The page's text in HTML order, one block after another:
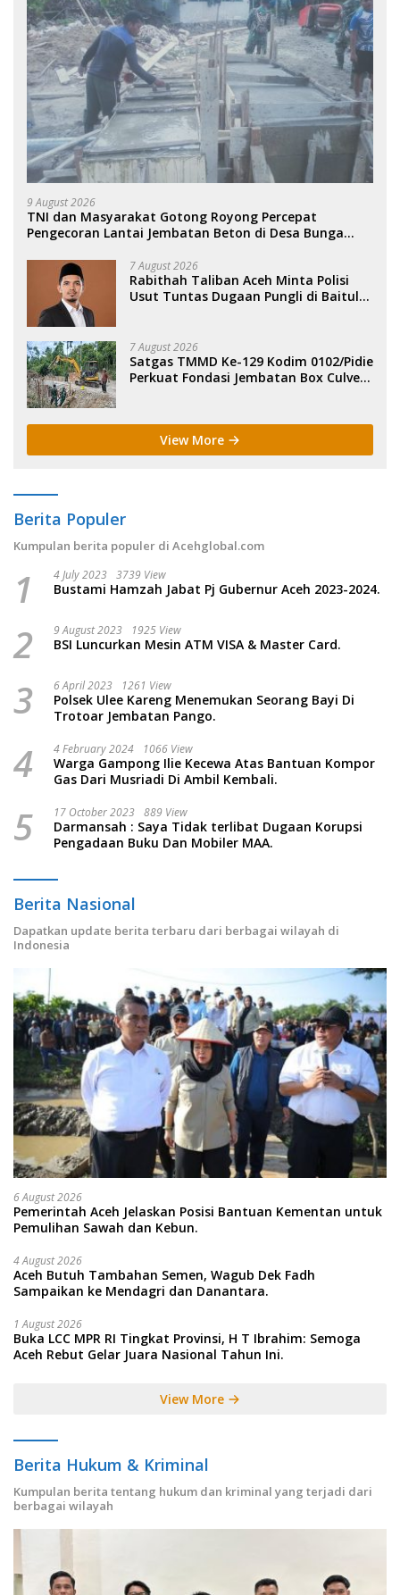
9 August 2026
TNI dan Masyarakat Gotong Royong Percepat
Pengecoran Lantai Jembatan Beton di Desa Bunga
7 August 2026
Rabithah Taliban Aceh Minta Polisi
Usut Tuntas Dugaan Pungli di Baitul
7 August 2026
Satgas TMMD Ke-129 Kodim 0102/Pidie
Perkuat Fondasi Jembatan Box Culvert
View More
Berita Populer
Kumpulan berita populer di Acehglobal.com
1 4 July 2023 3739 View
Bustami Hamzah Jabat Pj Gubernur Aceh 2023-2024.
2 9 August 2023 1925 View
BSI Luncurkan Mesin ATM VISA & Master Card.
3 6 April 2023 1261 View
Polsek Ulee Kareng Menemukan Seorang Bayi Di
Trotoar Jembatan Pango.
4 4 February 2024 1066 View
Warga Gampong Ilie Kecewa Atas Bantuan Kompor
Gas Dari Musriadi Di Ambil Kembali.
5 17 October 2023 889 View
Darmansah : Saya Tidak terlibat Dugaan Korupsi
Pengadaan Buku Dan Mobiler MAA.
Berita Nasional
Dapatkan update berita terbaru dari berbagai wilayah di
Indonesia
6 August 2026
Pemerintah Aceh Jelaskan Posisi Bantuan Kementan untuk
Pemulihan Sawah dan Kebun.
4 August 2026
Aceh Butuh Tambahan Semen, Wagub Dek Fadh
Sampaikan ke Mendagri dan Danantara.
1 August 2026
Buka LCC MPR RI Tingkat Provinsi, H T Ibrahim: Semoga
Aceh Rebut Gelar Juara Nasional Tahun Ini.
View More
Berita Hukum & Kriminal
Kumpulan berita tentang hukum dan kriminal yang terjadi dari
berbagai wilayah